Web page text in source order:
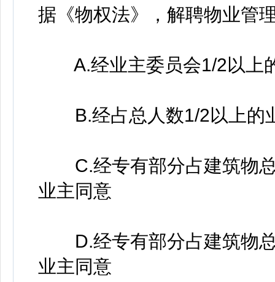
据《物权法》，解聘物业管
A.经业主委员会1/2以上
B.经占总人数1/2以上的
C.经专有部分占建筑物总
业主同意
D.经专有部分占建筑物总
业主同意